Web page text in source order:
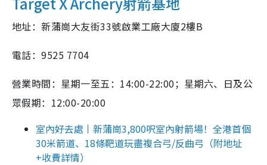
地址：新蒲崗大友街33號啟業工廠大廈2樓B
電話：9525 7704
營業時間：星期一至五：14:00-22:00；星期六、日及公
眾假期：12:00-20:00
室內好去處丨新蒲崗3,800呎室內射箭場！全港首個
30米箭道、18條靶道玩盡複合弓/反曲弓（附地址
+收費詳情）